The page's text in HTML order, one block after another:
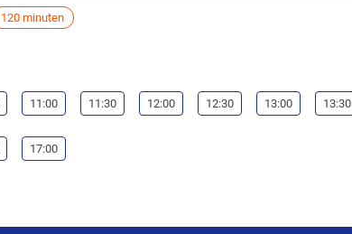
120 minuten
11:00 11:30 12:00 12:30 13:00 13:30
17:00